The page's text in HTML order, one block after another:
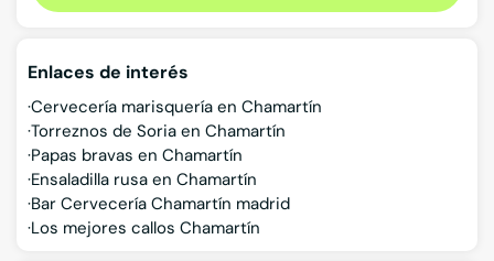
Enlaces de interés
Cervecería marisquería en Chamartín
Torreznos de Soria en Chamartín
Papas bravas en Chamartín
Ensaladilla rusa en Chamartín
Bar Cervecería Chamartín madrid
Los mejores callos Chamartín